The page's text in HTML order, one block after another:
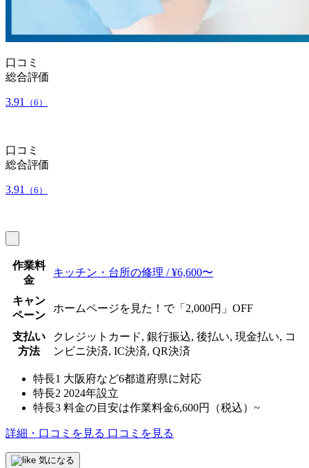
口コミ
総合評価
3.91 （6）
口コミ
総合評価
3.91 （6）
作業料
金
キッチン・台所の修理 / ¥6,600〜
キャン
ペーン
ホームページを見た！で「2,000円」OFF
支払い
方法
クレジットカード, 銀行振込, 後払い, 現金払い, コ
ンビニ決済, IC決済, QR決済
特長1 大阪府など6都道府県に対応
特長2 2024年設立
特長3 料金の目安は作業料金6,600円（税込）~
詳細・口コミを見る 口コミを見る
気になる